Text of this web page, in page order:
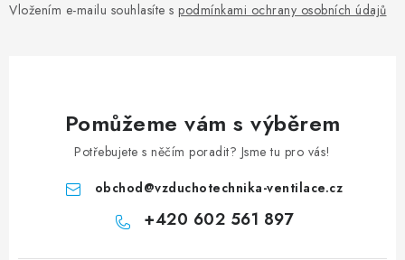
Vložením e-mailu souhlasíte s podmínkami ochrany osobních údajů
Pomůžeme vám s výběrem
Potřebujete s něčím poradit? Jsme tu pro vás!
obchod@vzduchotechnika-ventilace.cz
+420 602 561 897